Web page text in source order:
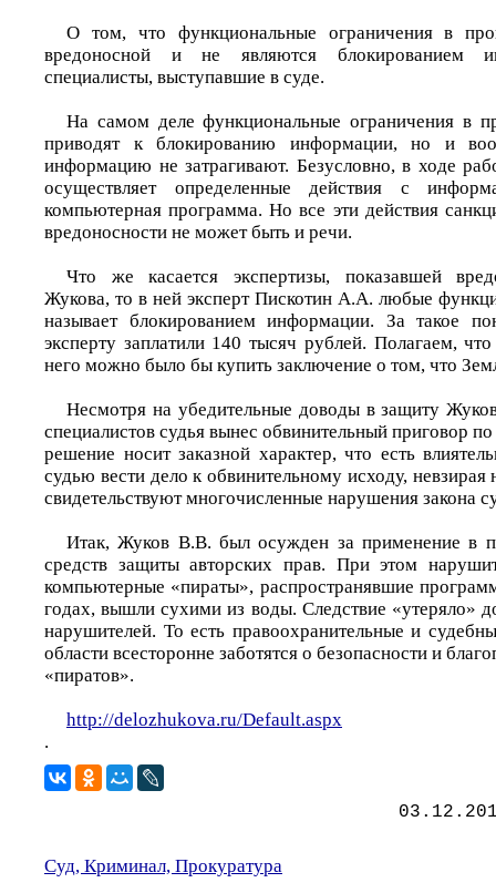
О том, что функциональные ограничения в
вредоносной и не являются блокированием
специалисты, выступавшие в суде.
На самом деле функциональные ограничения в
приводят к блокированию информации, но и
информацию не затрагивают. Безусловно, в ходе
осуществляет определенные действия с
компьютерная программа. Но все эти действия
вредоносности не может быть и речи.
Что же касается экспертизы, показавшей
Жукова, то в ней эксперт Пискотин А.А. любые
называет блокированием информации. За такое
эксперту заплатили 140 тысяч рублей. Полагаем,
него можно было бы купить заключение о том, что
Несмотря на убедительные доводы в защиту
специалистов судья вынес обвинительный приговор
решение носит заказной характер, что есть
судью вести дело к обвинительному исходу,
свидетельствуют многочисленные нарушения закона
Итак, Жуков В.В. был осужден за применение в
средств защиты авторских прав. При этом
компьютерные «пираты», распространявшие
годах, вышли сухими из воды. Следствие «утеряло»
нарушителей. То есть правоохранительные и
области всесторонне заботятся о безопасности и
«пиратов».
http://delozhukova.ru/Default.aspx
.
Суд, Криминал, Прокуратура